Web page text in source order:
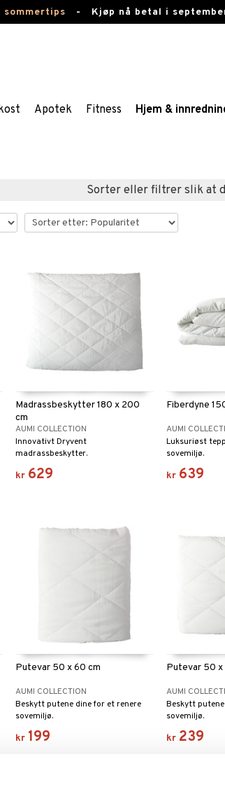
- Kjøp nå betal i
Apotek Fitness Hjem &
Sorter eller filtrer slik at
Madrassbeskytter 180 x 200
cm
AUMI COLLECTION
Innovativt Dryvent
madrassbeskytter.
kr 629
Fiberdyne
AUMI
Luksuriøst
sovemiljø.
kr 639
Putevar 50 x 60 cm
AUMI COLLECTION
Beskytt putene dine for et renere
sovemiljø.
kr 199
Putevar 50 x
AUMI
Beskytt
sovemiljø.
kr 239